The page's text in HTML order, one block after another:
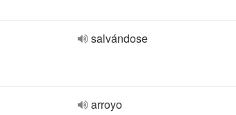
salvándose
arroyo